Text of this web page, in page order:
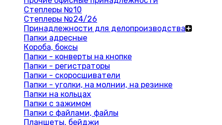
Степлеры №10
Степлеры №24/26
Принадлежности для делопроизводства
Папки адресные
Короба, боксы
Папки - конверты на кнопке
Папки - регистраторы
Папки - скоросшиватели
Папки - уголки, на молнии, на резинке
Папки на кольцах
Папки с зажимом
Папки с файлами, файлы
Планшеты, бейджи